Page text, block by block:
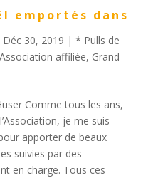
emportés dans
Déc 30, 2019 | * Pulls de
affiliée, Grand-
Comme tous les ans,
je me suis
apporter de beaux
suivies par des
en charge. Tous ces